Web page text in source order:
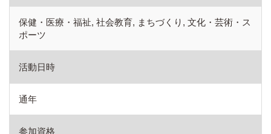
保健・医療・福祉, 社会教育, まちづくり, 文化・芸術・ス
ポーツ
活動日時
通年
参加資格